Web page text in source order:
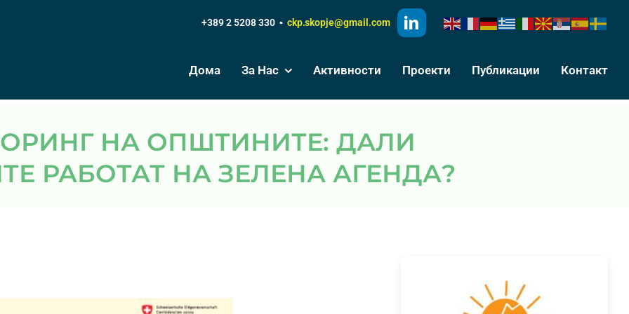
+389 2 5208 330 ▪ ckp.skopje@gmail.com
Дома За Нас Активности Проекти Публикации Контакт
РАБОТАТ НА ЗЕЛЕНА АГЕНДА?